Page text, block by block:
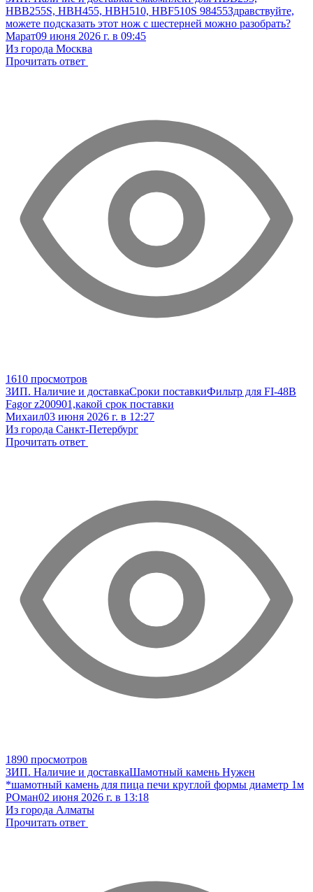
HBB255S, HBH455, HBH510, HBF510S 98455Здравствуйте,
можете подсказать этот нож с шестерней можно разобрать?
Марат09 июня 2026 г. в 09:45
Из города Москва
Прочитать ответ
1610 просмотров
ЗИП. Наличие и доставкаСроки поставкиФильтр для FI-48B
Fagor z200901,какой срок поставки
Михаил03 июня 2026 г. в 12:27
Из города Санкт-Петербург
Прочитать ответ
1890 просмотров
ЗИП. Наличие и доставкаШамотный камень Нужен
*шамотный камень для пица печи круглой формы диаметр 1м
РОман02 июня 2026 г. в 13:18
Из города Алматы
Прочитать ответ